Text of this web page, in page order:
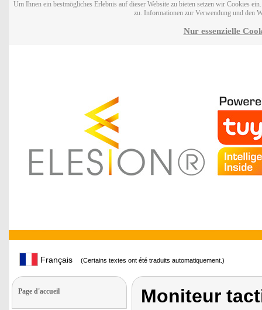
Um Ihnen ein bestmögliches Erlebnis auf dieser Website zu bieten setzen wir Cookies
zu. Informationen zur Verwendung und den
Nur essenzielle
Français (Certains textes ont été traduits automatiquement.)
Page d'accueil
Moniteur